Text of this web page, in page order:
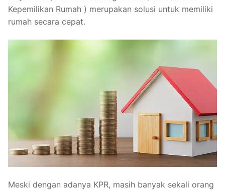
Kepemilikan Rumah ) merupakan solusi untuk memiliki
rumah secara cepat.
Meski dengan adanya KPR, masih banyak sekali orang